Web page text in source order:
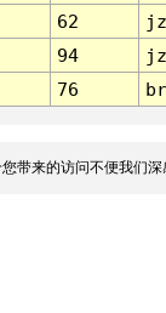
62
94
76
带来的访问不便我们深